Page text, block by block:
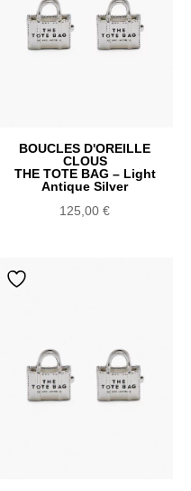
BOUCLES D'OREILLE
CLOUS
THE TOTE BAG – Light
Antique Silver
125,00€